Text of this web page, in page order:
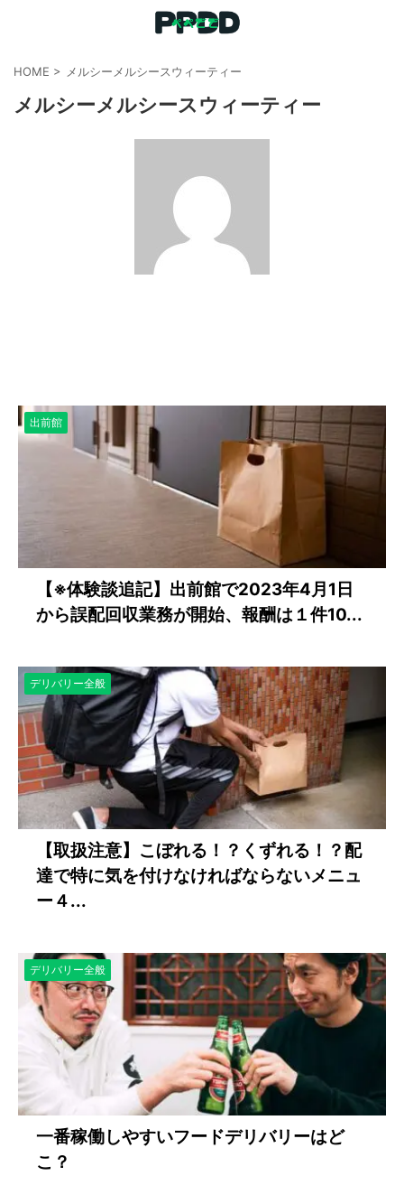
HOME > メルシーメルシースウィーティー
メルシーメルシースウィーティー
出前館
【※体験談追記】出前館で2023年4月1日
から誤配回収業務が開始、報酬は１件10...
デリバリー全般
【取扱注意】こぼれる！？くずれる！？配
達で特に気を付けなければならないメニュ
ー４...
デリバリー全般
一番稼働しやすいフードデリバリーはど
こ？